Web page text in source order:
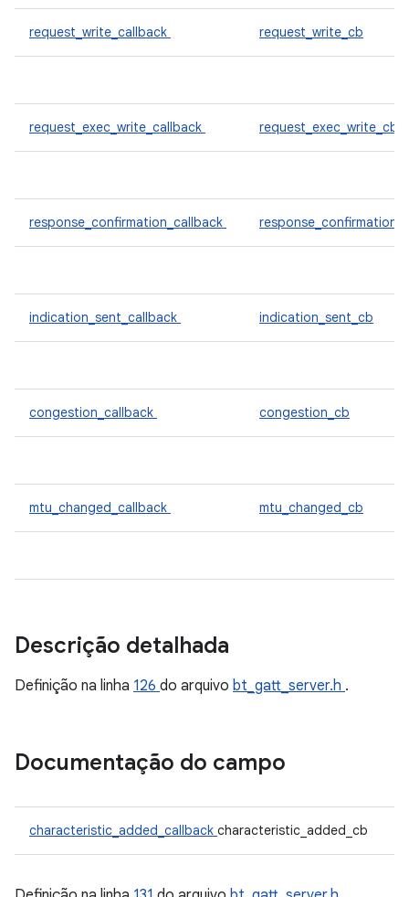
request_write_callback request_write_cb
request_exec_write_callback request_exec_write_cb
response_confirmation_callback
indication_sent_callback indication_sent_cb
congestion_callback congestion_cb
mtu_changed_callback mtu_changed_cb
Descrição detalhada
Definição na linha 126 do arquivo bt_gatt_server.h .
Documentação do campo
characteristic_added_callback characteristic_added_cb